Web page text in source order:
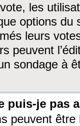
les
options du
leurs
peuvent
sondage à
puis-je pas
peuvent être